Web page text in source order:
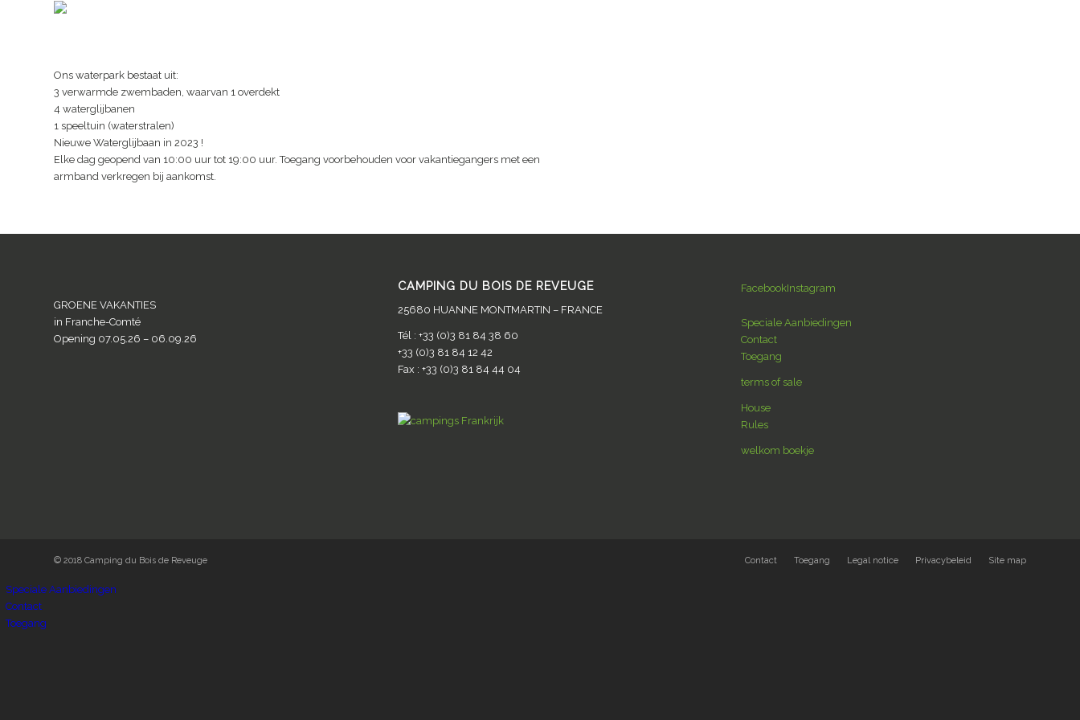
Ons waterpark bestaat uit:
3 verwarmde zwembaden, waarvan 1 overdekt
4 waterglijbanen
1 speeltuin (waterstralen)
Nieuwe Waterglijbaan in 2023 !
Elke dag geopend van 10:00 uur tot 19:00 uur. Toegang voorbehouden voor vakantiegangers met een
armband verkregen bij aankomst.
GROENE VAKANTIES
in Franche-Comté
Opening 07.05.26 – 06.09.26
CAMPING DU BOIS DE REVEUGE
25680 HUANNE MONTMARTIN – FRANCE
Tél : +33 (0)3 81 84 38 60
+33 (0)3 81 84 12 42
Fax : +33 (0)3 81 84 44 04
FacebookInstagram
Speciale Aanbiedingen
Contact
Toegang
terms of sale
House
Rules
welkom boekje
© 2018 Camping du Bois de Reveuge Contact Toegang Legal notice Privacybeleid Site map
Speciale Aanbiedingen
Contact
Toegang